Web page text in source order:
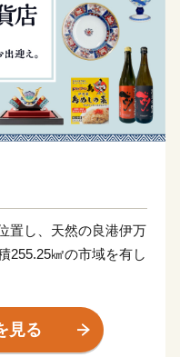
置し、天然の良港伊万
255.25㎢の市域を有し
え、「古伊万里文化」
随所で見ることができ
見る